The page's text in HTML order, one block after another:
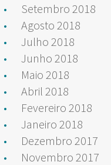
Setembro 2018
Agosto 2018
Julho 2018
Junho 2018
Maio 2018
Abril 2018
Fevereiro 2018
Janeiro 2018
Dezembro 2017
Novembro 2017